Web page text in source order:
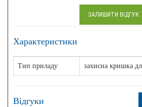
ЗАЛИШИТИ ВІДГУК
Характеристики
Тип приладу захисна кришка
Відгуки